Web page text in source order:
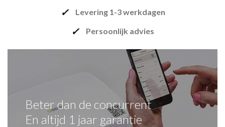
✓ Levering 1-3 werkdagen
✓ Persoonlijk advies
Beter dan de concurrent
En altijd 1 jaar garantie